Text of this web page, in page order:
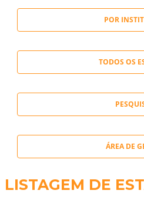
POR
TODOS OS
ÁREA DE
LISTAGEM DE